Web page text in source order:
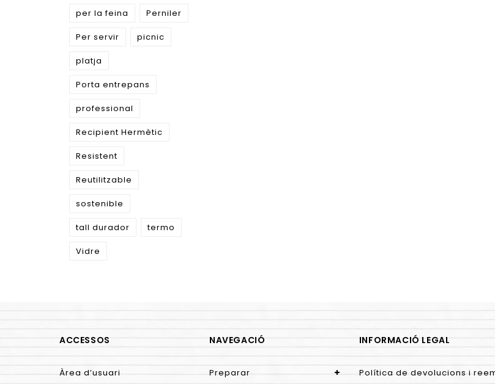
per la feina Perniler
Per servir picnic
platja
Porta entrepans
professional
Recipient Hermètic
Resistent
Reutilitzable
sostenible
tall durador termo
Vidre
ACCESSOS
Àrea d’usuari
NAVEGACIÓ
Preparar
INFORMACIÓ LEGAL
Política de devolucions i